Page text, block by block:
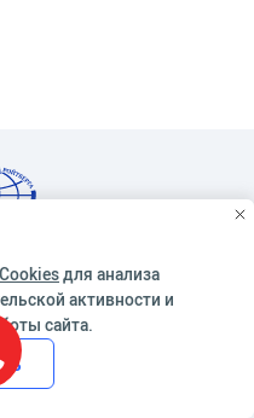
41-31
Cookiesдля анализа
активности и
сайта.